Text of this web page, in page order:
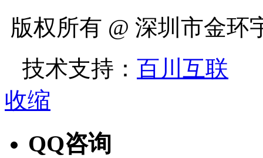
版权所有 @ 深圳市金
技术支持： 百川互联
收缩
QQ咨询